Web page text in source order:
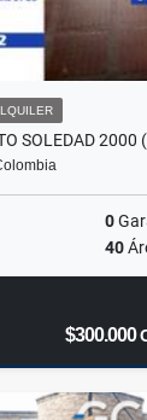
SOLEDAD 2000
0
40
$300.000